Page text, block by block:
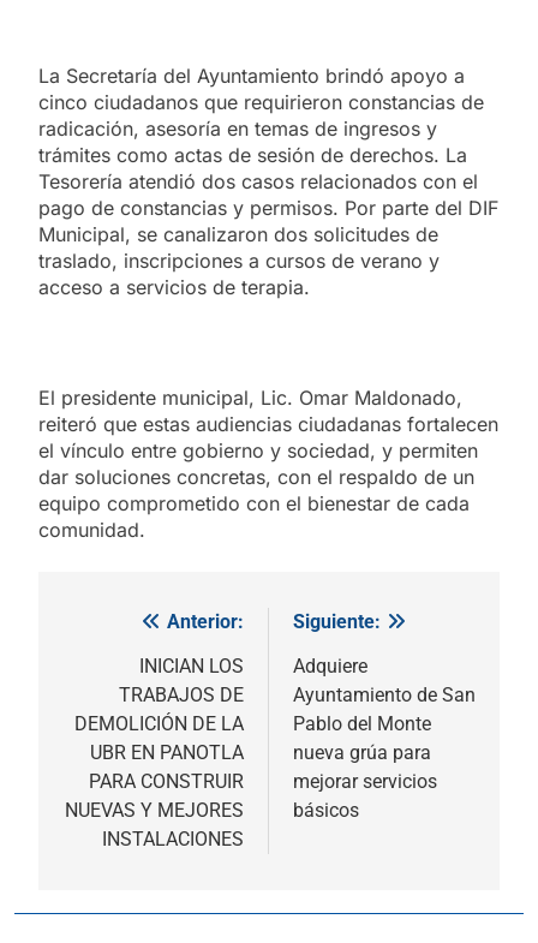
La Secretaría del Ayuntamiento brindó apoyo a
cinco ciudadanos que requirieron constancias de
radicación, asesoría en temas de ingresos y
trámites como actas de sesión de derechos. La
Tesorería atendió dos casos relacionados con el
pago de constancias y permisos. Por parte del DIF
Municipal, se canalizaron dos solicitudes de
traslado, inscripciones a cursos de verano y
acceso a servicios de terapia.
El presidente municipal, Lic. Omar Maldonado,
reiteró que estas audiencias ciudadanas fortalecen
el vínculo entre gobierno y sociedad, y permiten
dar soluciones concretas, con el respaldo de un
equipo comprometido con el bienestar de cada
comunidad.
Navegación
entradas
Anterior:
INICIAN LOS
TRABAJOS DE
DEMOLICIÓN DE LA
UBR EN PANOTLA
PARA CONSTRUIR
NUEVAS Y MEJORES
INSTALACIONES
Siguiente:
Adquiere
Ayuntamiento de San
Pablo del Monte
nueva grúa para
mejorar servicios
básicos